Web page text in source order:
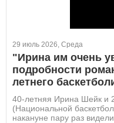
29 июль 2026, Среда
"Ирина им очень
подробности
летнего
40-летняя Ирина Шейк и
(Национальной
накануне пару раз